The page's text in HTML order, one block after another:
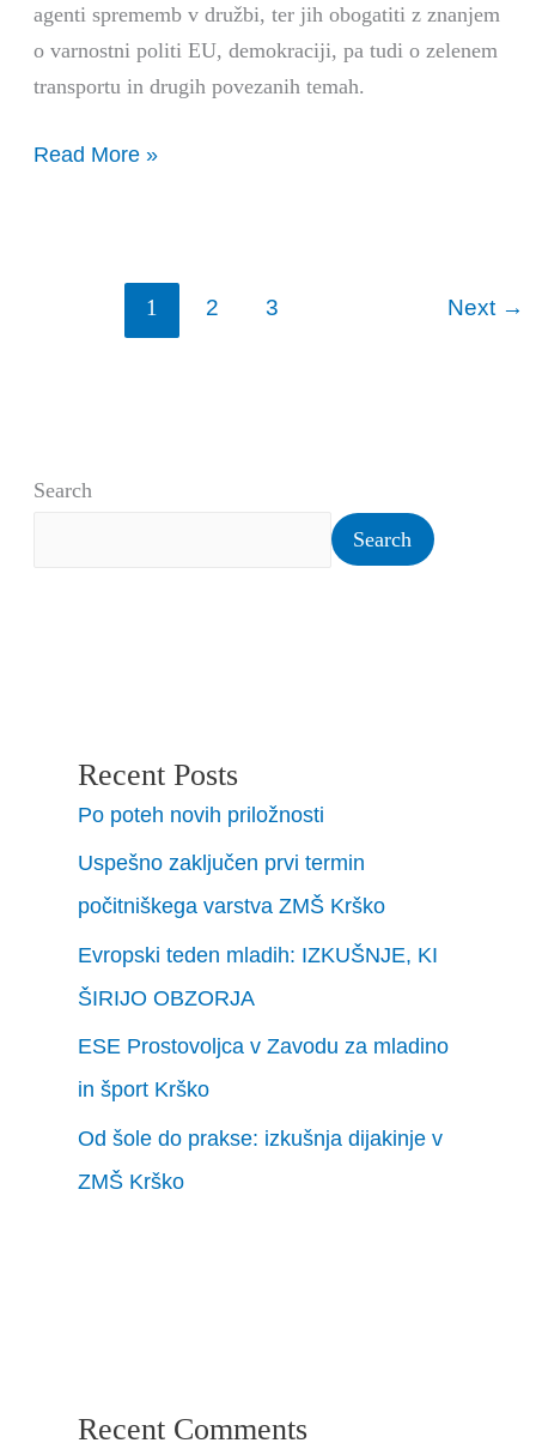
agenti sprememb v družbi, ter jih obogatiti z znanjem
o varnostni politi EU, demokraciji, pa tudi o zelenem
transportu in drugih povezanih temah.
Read More »
1 2 3 Next →
Search
Search
Recent Posts
Po poteh novih priložnosti
Uspešno zaključen prvi termin
počitniškega varstva ZMŠ Krško
Evropski teden mladih: IZKUŠNJE, KI
ŠIRIJO OBZORJA
ESE Prostovoljca v Zavodu za mladino
in šport Krško
Od šole do prakse: izkušnja dijakinje v
ZMŠ Krško
Recent Comments